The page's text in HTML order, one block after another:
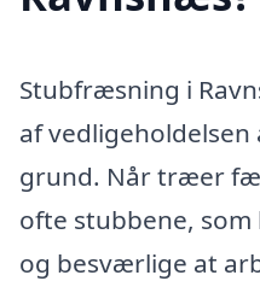
Stubfræsning i
af vedligeholdelsen
grund. Når træer
ofte stubbene,
og besværlige at